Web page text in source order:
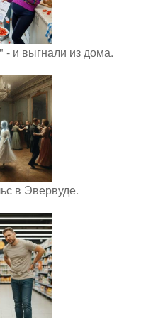
и выгнали из дома.
в Эвервуде.